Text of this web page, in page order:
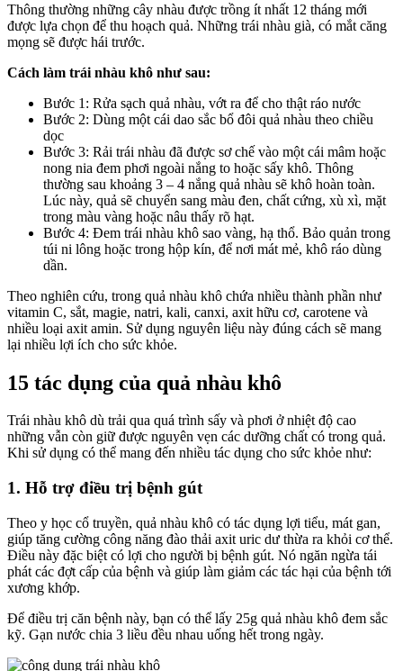
Thông thường những cây nhàu được trồng ít nhất 12 tháng mới
được lựa chọn để thu hoạch quả. Những trái nhàu già, có mắt căng
mọng sẽ được hái trước.
Cách làm trái nhàu khô như sau:
Bước 1: Rửa sạch quả nhàu, vớt ra để cho thật ráo nước
Bước 2: Dùng một cái dao sắc bổ đôi quả nhàu theo chiều
dọc
Bước 3: Rải trái nhàu đã được sơ chế vào một cái mâm hoặc
nong nia đem phơi ngoài nắng to hoặc sấy khô. Thông
thường sau khoảng 3 – 4 nắng quả nhàu sẽ khô hoàn toàn.
Lúc này, quả sẽ chuyển sang màu đen, chất cứng, xù xì, mặt
trong màu vàng hoặc nâu thấy rõ hạt.
Bước 4: Đem trái nhàu khô sao vàng, hạ thổ. Bảo quản trong
túi ni lông hoặc trong hộp kín, để nơi mát mẻ, khô ráo dùng
dần.
Theo nghiên cứu, trong quả nhàu khô chứa nhiều thành phần như
vitamin C, sắt, magie, natri, kali, canxi, axit hữu cơ, carotene và
nhiều loại axit amin. Sử dụng nguyên liệu này đúng cách sẽ mang
lại nhiều lợi ích cho sức khỏe.
15 tác dụng của quả nhàu khô
Trái nhàu khô dù trải qua quá trình sấy và phơi ở nhiệt độ cao
những vẫn còn giữ được nguyên vẹn các dưỡng chất có trong quả.
Khi sử dụng có thể mang đến nhiều tác dụng cho sức khỏe như:
1. Hỗ trợ điều trị bệnh gút
Theo y học cổ truyền, quả nhàu khô có tác dụng lợi tiểu, mát gan,
giúp tăng cường công năng đào thải axit uric dư thừa ra khỏi cơ thể.
Điều này đặc biệt có lợi cho người bị bệnh gút. Nó ngăn ngừa tái
phát các đợt cấp của bệnh và giúp làm giảm các tác hại của bệnh tới
xương khớp.
Để điều trị căn bệnh này, bạn có thể lấy 25g quả nhàu khô đem sắc
kỹ. Gạn nước chia 3 liều đều nhau uống hết trong ngày.